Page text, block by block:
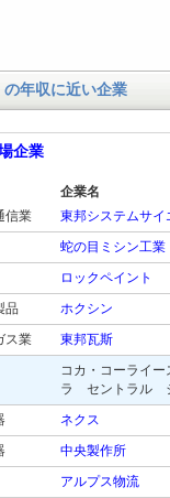
年収に近い企業
企業
企業名
信業
東邦システムサイ
蛇の目ミシン工業
ロックペイント
品
ホクシン
ス業
東邦瓦斯
コカ・コーライ
ラ セントラル
ネクス
中央製作所
アルプス物流